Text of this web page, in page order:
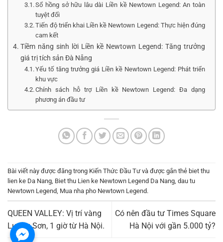
Sổ hồng sở hữu lâu dài Liền kề Newtown Legend: An toàn
tuyệt đối
Tiến độ triển khai Liền kề Newtown Legend: Thực hiện đúng
cam kết
Tiềm năng sinh lời Liền kề Newtown Legend: Tăng trưởng
giá trị tích sản Đà Nẵng
Yếu tố tăng trưởng giá Liền kề Newtown Legend: Phát triển
khu vực
Chính sách hỗ trợ Liền kề Newtown Legend: Đa dạng
phương án đầu tư
Bài viết này được đăng trong Kiến Thức Đầu Tưvà được gắn thẻ biet thu
lien ke Da Nang, Biet thu Lien ke Newtown Legend Da Nang, dau tu
Newtown Legend, Mua nha pho Newtown Legend.
QUEEN VALLEY: Vị trí vàng
Lương Sơn, 1 giờ từ Hà Nội.
Có nên đầu tư Times Square
Hà Nội với gần 5.000 tỷ?